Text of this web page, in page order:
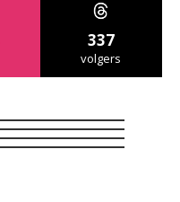
337
volgers